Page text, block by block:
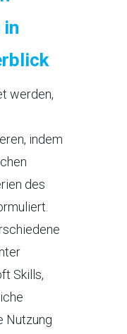
werden,
indem
des
Skills,
Nutzung